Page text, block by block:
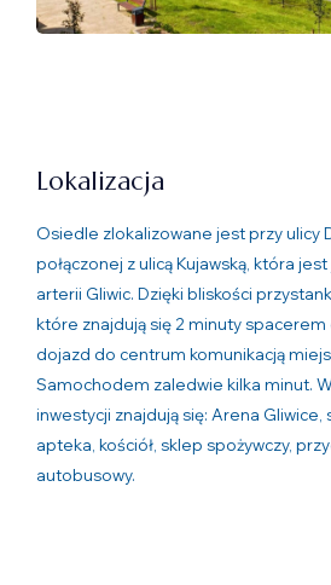
Lokalizacja
Osiedle zlokalizowane jest przy ulicy
połączonej z ulicą Kujawską, która
arterii Gliwic. Dzięki bliskości
które znajdują się 2 minuty
dojazd do centrum komunikacją
Samochodem zaledwie kilka minut.
inwestycji znajdują się: Arena Gliwice,
apteka, kościół, sklep spożywczy,
autobusowy.